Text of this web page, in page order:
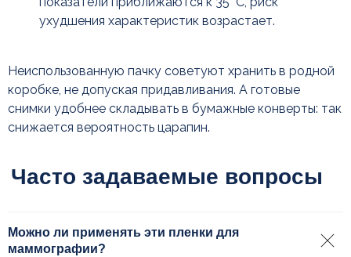
ухудшения характеристик возрастает.
Неиспользованную пачку советуют хранить в родной
коробке, не допуская придавливания. А готовые
снимки удобнее складывать в бумажные конверты: так
снижается вероятность царапин.
Можно ли применять эти пленки для
маммографии?
Задать вопрос
Читайте также